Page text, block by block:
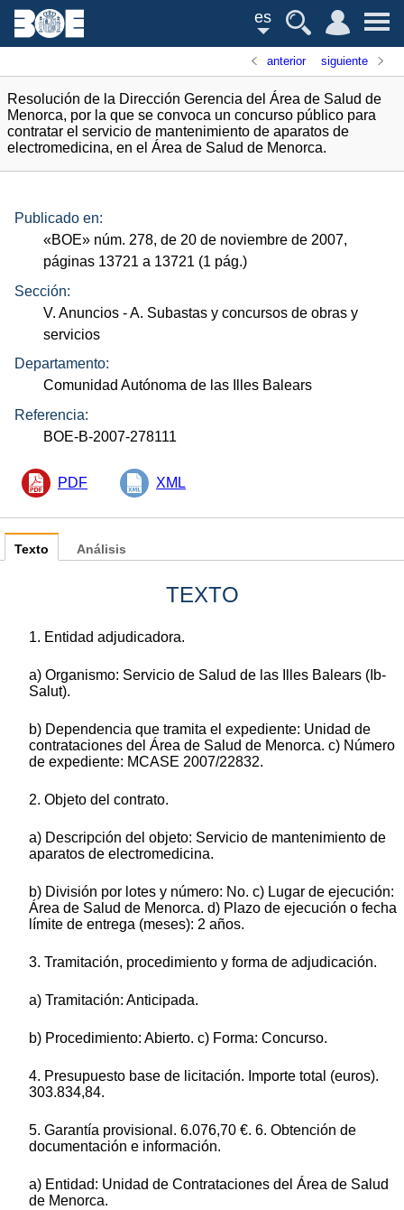
es
anterior siguiente
Resolución de la Dirección Gerencia del Área de Salud de
Menorca, por la que se convoca un concurso público para
contratar el servicio de mantenimiento de aparatos de
electromedicina, en el Área de Salud de Menorca.
Publicado en:
«BOE» núm. 278, de 20 de noviembre de 2007,
páginas 13721 a 13721 (1 pág.)
Sección:
V. Anuncios - A. Subastas y concursos de obras y
servicios
Departamento:
Comunidad Autónoma de las Illes Balears
Referencia:
BOE-B-2007-278111
PDF XML
Texto
TEXTO
1. Entidad adjudicadora.
a) Organismo: Servicio de Salud de las Illes Balears (Ib-
Salut).
b) Dependencia que tramita el expediente: Unidad de
contrataciones del Área de Salud de Menorca. c) Número
de expediente: MCASE 2007/22832.
2. Objeto del contrato.
a) Descripción del objeto: Servicio de mantenimiento de
aparatos de electromedicina.
b) División por lotes y número: No. c) Lugar de ejecución:
Área de Salud de Menorca. d) Plazo de ejecución o fecha
límite de entrega (meses): 2 años.
3. Tramitación, procedimiento y forma de adjudicación.
a) Tramitación: Anticipada.
b) Procedimiento: Abierto. c) Forma: Concurso.
4. Presupuesto base de licitación. Importe total (euros).
303.834,84.
5. Garantía provisional. 6.076,70 €. 6. Obtención de
documentación e información.
a) Entidad: Unidad de Contrataciones del Área de Salud
de Menorca.
Análisis